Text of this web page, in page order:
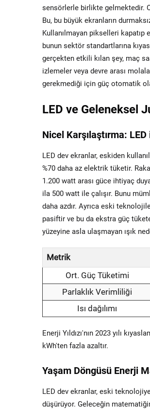
sensörlerle birlikte gelmektedir.
Bu, bu büyük ekranların
Kullanılmayan pikselleri kapatıp
bunun sektör standartlarına
gerçekten etkili kılan şey, maç
izlemeler veya devre arası
gerekmediği için güç otomatik
LED ve Geleneksel
Nicel Karşılaştırma:
LED dev ekranlar, eskiden
%70 daha az elektrik tüketir.
1.200 watt arası güce ihtiyaç
ila 500 watt ile çalışır. Bunu
daha azdır. Ayrıca eski
pasiftir ve bu da ekstra güç
yüzeyine asla ulaşmayan ışık
Metrik
Ort. Güç Tüketimi
Parlaklık Verimliliği
Isı dağılımı
Enerji Yıldızı'nın 2023 yılı
kWh'ten fazla azaltır.
Yaşam Döngüsü Enerji
LED dev ekranlar, eski
düşürüyor. Geleceğin